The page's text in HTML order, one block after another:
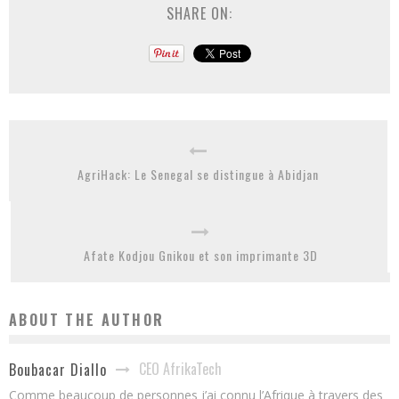
SHARE ON:
AgriHack: Le Senegal se distingue à Abidjan
Afate Kodjou Gnikou et son imprimante 3D
ABOUT THE AUTHOR
Boubacar Diallo CEO AfrikaTech
Comme beaucoup de personnes j’ai connu l’Afrique à travers des